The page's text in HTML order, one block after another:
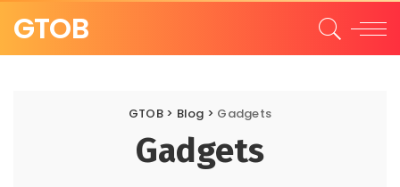
GTOB
GTOB> Blog > Gadgets
Gadgets